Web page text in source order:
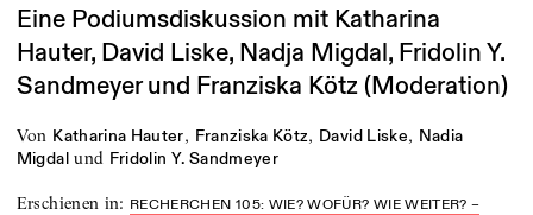
Eine Podiumsdiskussion mit Katharina
Hauter, David Liske, Nadja Migdal, Fridolin Y.
Sandmeyer und Franziska Kötz (Moderation)
von Katharina Hauter, Franziska Kötz, David Liske, Nadia
Migdal und Fridolin Y. Sandmeyer
Erschienen in: RECHERCHEN 105: WIE? WOFÜR? WIE WEITER? –